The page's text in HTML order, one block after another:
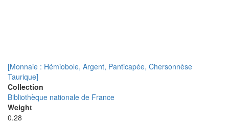
[Monnaie : Hémiobole, Argent, Panticapée, Chersonnèse
Taurique]
Collection
Bibliothèque nationale de France
Weight
0.28